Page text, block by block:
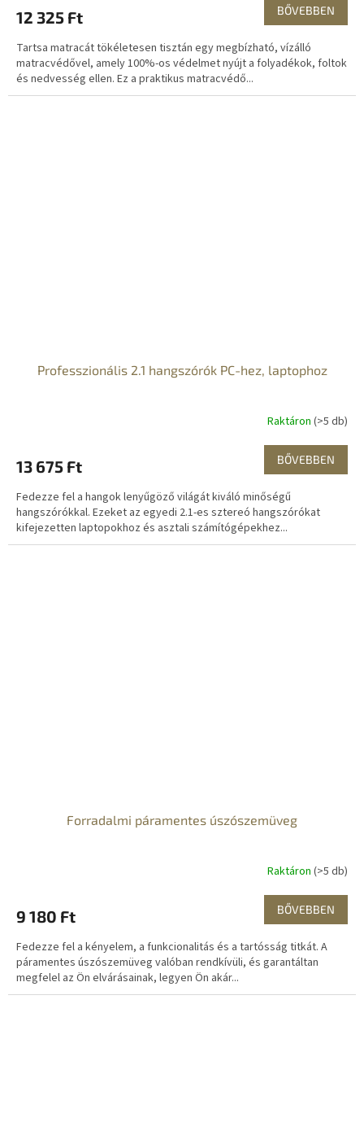
12 325 Ft BŐVEBBEN
Tartsa matracát tökéletesen tisztán egy megbízható, vízálló
matracvédővel, amely 100%-os védelmet nyújt a folyadékok, foltok
és nedvesség ellen. Ez a praktikus matracvédő...
Professzionális 2.1 hangszórók PC-hez, laptophoz
Raktáron (>5 db)
13 675 Ft BŐVEBBEN
Fedezze fel a hangok lenyűgöző világát kiváló minőségű
hangszórókkal. Ezeket az egyedi 2.1-es sztereó hangszórókat
kifejezetten laptopokhoz és asztali számítógépekhez...
Forradalmi páramentes úszószemüveg
Raktáron (>5 db)
9 180 Ft BŐVEBBEN
Fedezze fel a kényelem, a funkcionalitás és a tartósság titkát. A
páramentes úszószemüveg valóban rendkívüli, és garantáltan
megfelel az Ön elvárásainak, legyen Ön akár...